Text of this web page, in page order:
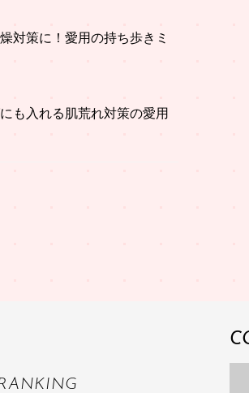
対策に！愛用の持ち歩きミ
も入れる肌荒れ対策の愛用